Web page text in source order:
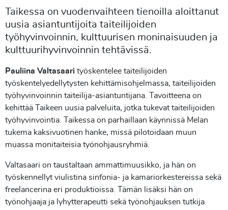
Taikessa on vuodenvaihteen tienoilla aloittanut
uusia asiantuntijoita taiteilijoiden
työhyvinvoinnin, kulttuurisen moninaisuuden ja
kulttuurihyvinvoinnin tehtävissä.
Pauliina Valtasaari työskentelee taiteilijoiden
työskentelyedellytysten kehittämisohjelmassa, taiteilijoiden
työhyvinvoinnin taiteilija-asiantuntijana. Tavoitteena on
kehittää Taikeen uusia palveluita, jotka tukevat taiteilijoiden
työhyvinvointia. Taikessa on parhaillaan käynnissä Melan
tukema kaksivuotinen hanke, missä pilotoidaan muun
muassa monitaiteisia työnohjausryhmiä.
Valtasaari on taustaltaan ammattimuusikko, ja hän on
työskennellyt viulistina sinfonia- ja kamariorkestereissa sekä
freelancerina eri produktioissa. Tämän lisäksi hän on
työnohjaaja ja lyhytterapeutti sekä työnohjauksen tutkija.